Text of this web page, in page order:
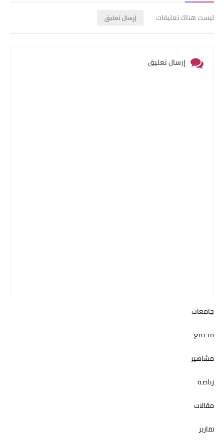
ليست هناك تعليقات إرسال تعليق
إرسال تعليق
جامعات
مجتمع
مشاهير
رياضة
مقالات
تقارير